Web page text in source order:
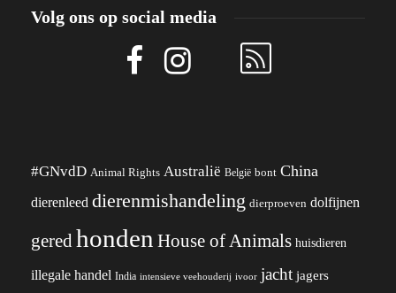
Volg ons op social media
#GNvdD Animal Rights Australië België bont China
dierenleed dierenmishandeling dierproeven dolfijnen
geredhonden House of Animals huisdieren
illegale handel India intensieve veehouderij ivoor jacht jagers